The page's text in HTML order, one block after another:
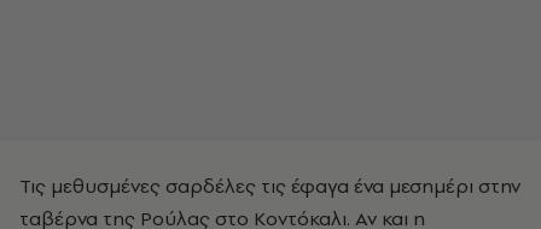
Τις μεθυσμένες σαρδέλες τις έφαγα ένα μεσημέρι στην
ταβέρνα της Ρούλας στο Κοντόκαλι. Αν και η